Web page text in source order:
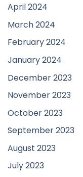
April 2024
March 2024
February 2024
January 2024
December 2023
November 2023
October 2023
September 2023
August 2023
July 2023